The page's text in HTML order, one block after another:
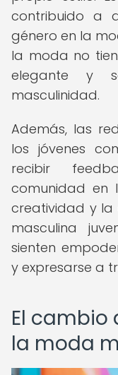
contribuido a
género en la
la moda no
elegante y
masculinidad.
Además, las
los jóvenes
recibir
comunidad en
creatividad y la
masculina
sienten
y expresarse a
El
la moda